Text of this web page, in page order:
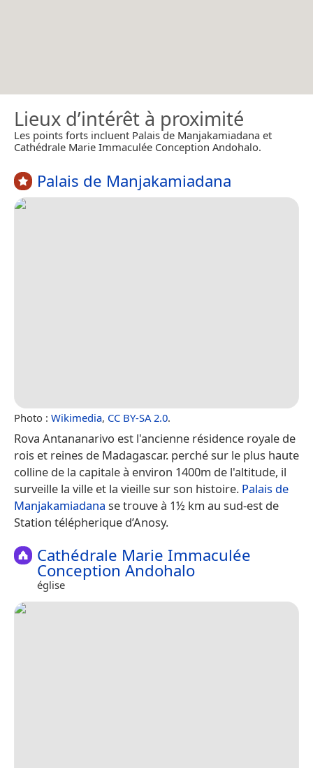
Lieux d’intérêt à proximité
Les points forts incluent Palais de Manjakamiadana et
Cathédrale Marie Immaculée Conception Andohalo.
Palais de Manjakamiadana
Photo : Wikimedia, CC BY-SA 2.0.
Rova Antananarivo est l'ancienne résidence royale de
rois et reines de Madagascar. perché sur le plus haute
colline de la capitale à environ 1400m de l'altitude, il
surveille la ville et la vieille sur son histoire. Palais de
Manjakamiadana se trouve à 1½ km au sud-est de
Station télépherique d’Anosy.
Cathédrale Marie Immaculée
Conception Andohalo
église